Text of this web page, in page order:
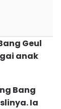
Geul
anak
Bang
Ia